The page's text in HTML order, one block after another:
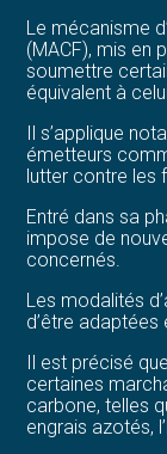
Le mécanisme
(MACF), mis en
soumettre
équivalent à
Il s’applique
émetteurs
lutter contre les
Entré dans sa
impose de
concernés.
Les modalités
d’être adaptées
Il est précisé
certaines
carbone, telles
engrais azotés,